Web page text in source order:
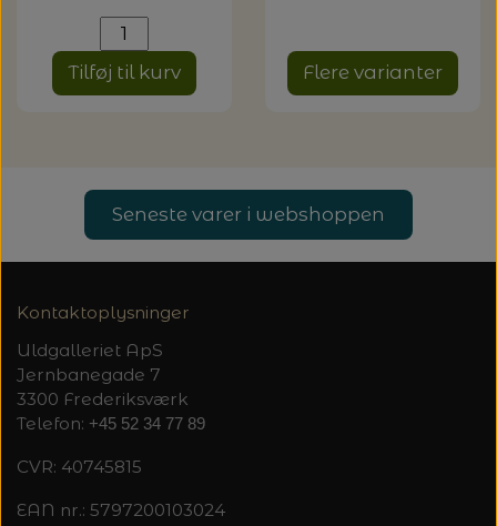
Tilføj til kurv Flere varianter
Seneste varer i webshoppen
Kontaktoplysninger
Uldgalleriet ApS
Jernbanegade 7
3300 Frederiksværk
Telefon: +45 52 34 77 89
CVR: 40745815
EAN nr.: 5797200103024